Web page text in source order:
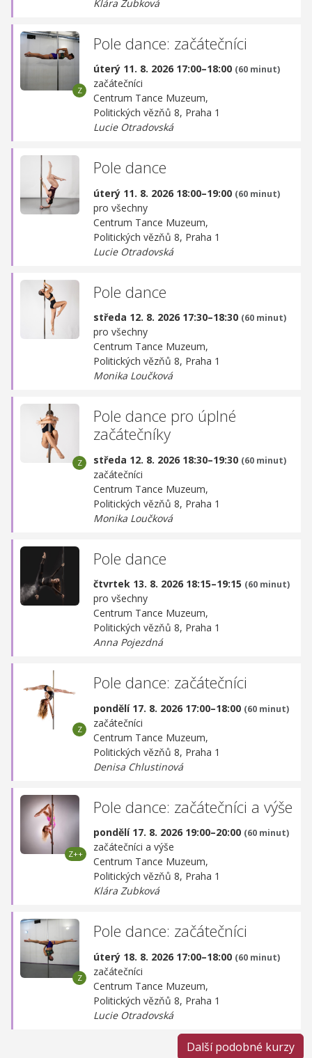
Klára Zubková
Pole dance: začátečníci
úterý 11. 8. 2026 17:00–18:00 (60 minut)
začátečníci
Centrum Tance Muzeum,
Politických vězňů 8, Praha 1
Lucie Otradovská
Pole dance
úterý 11. 8. 2026 18:00–19:00 (60 minut)
pro všechny
Centrum Tance Muzeum,
Politických vězňů 8, Praha 1
Lucie Otradovská
Pole dance
středa 12. 8. 2026 17:30–18:30 (60 minut)
pro všechny
Centrum Tance Muzeum,
Politických vězňů 8, Praha 1
Monika Loučková
Pole dance pro úplné
začátečníky
středa 12. 8. 2026 18:30–19:30 (60 minut)
začátečníci
Centrum Tance Muzeum,
Politických vězňů 8, Praha 1
Monika Loučková
Pole dance
čtvrtek 13. 8. 2026 18:15–19:15 (60 minut)
pro všechny
Centrum Tance Muzeum,
Politických vězňů 8, Praha 1
Anna Pojezdná
Pole dance: začátečníci
pondělí 17. 8. 2026 17:00–18:00 (60 minut)
začátečníci
Centrum Tance Muzeum,
Politických vězňů 8, Praha 1
Denisa Chlustinová
Pole dance: začátečníci a výše
pondělí 17. 8. 2026 19:00–20:00 (60 minut)
začátečníci a výše
Centrum Tance Muzeum,
Politických vězňů 8, Praha 1
Klára Zubková
Pole dance: začátečníci
úterý 18. 8. 2026 17:00–18:00 (60 minut)
začátečníci
Centrum Tance Muzeum,
Politických vězňů 8, Praha 1
Lucie Otradovská
Další podobné kurzy